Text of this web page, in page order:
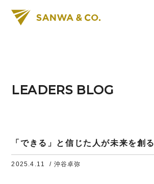
LEADERS BLOG
「できる」と信じた人が未来を創る
2025.4.11 / 沖谷卓弥